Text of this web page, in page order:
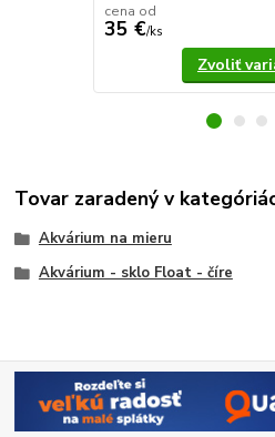
cena od
35 €/ks
Zvoliť
Tovar zaradený v
Akvárium na mieru
Akvárium - sklo Float - číre